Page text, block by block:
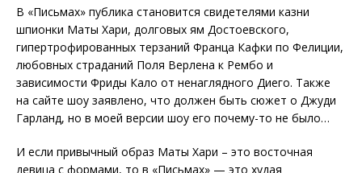
В «Письмах» публика становится свидетелями казни
шпионки Маты Хари, долговых ям Достоевского,
гипертрофированных терзаний Франца Кафки по Фелиции,
любовных страданий Поля Верлена к Рембо и
зависимости Фриды Кало от ненаглядного Диего. Также
на сайте шоу заявлено, что должен быть сюжет о Джуди
Гарланд, но в моей версии шоу его почему-то не было…
И если привычный образ Маты Хари – это восточная
девица с формами, то в «Письмах» — это худая